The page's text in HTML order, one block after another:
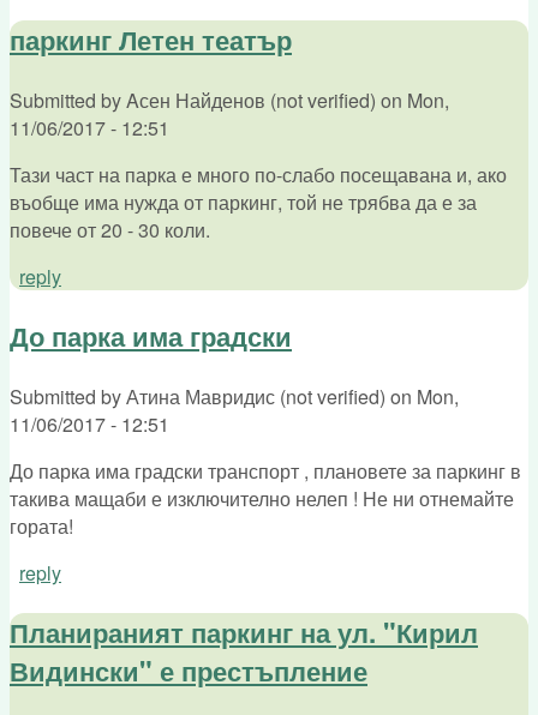
паркинг Летен театър
Submitted byAсен Найденов (not verified) on Mon,
11/06/2017 - 12:51
Тази част на парка е много по-слабо посещавана и, ако
въобще има нужда от паркинг, той не трябва да е за
повече от 20 - 30 коли.
reply
До парка има градски
Submitted byАтина Мавридис (not verified) on Mon,
11/06/2017 - 12:51
До парка има градски транспорт , плановете за паркинг в
такива мащаби е изключително нелеп ! Не ни отнемайте
гората!
reply
Планираният паркинг на ул. "Кирил
Видински" е престъпление